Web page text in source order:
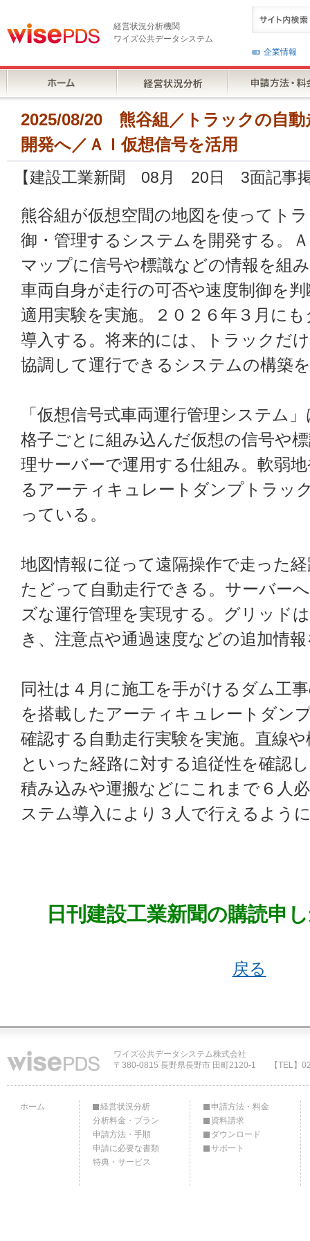
経営状況分析機関
ワイズ公共データシステム
企業情報
2025/08/20 熊谷組／トラックの自動
開発へ／ＡＩ仮想信号を活用
【建設工業新聞 08月 20日 3面記事
熊谷組が仮想空間の地図を使ってト
御・管理するシステムを開発する。
マップに信号や標識などの情報を組
車両自身が走行の可否や速度制御を
適用実験を実施。２０２６年３月に
導入する。将来的には、トラックだ
協調して運行できるシステムの構築
「仮想信号式車両運行管理システム
格子ごとに組み込んだ仮想の信号や
理サーバーで運用する仕組み。軟弱
るアーティキュレートダンプトラッ
っている。
地図情報に従って遠隔操作で走った
たどって自動走行できる。サーバー
ズな運行管理を実現する。グリッド
き、注意点や通過速度などの追加情
同社は４月に施工を手がけるダム工
を搭載したアーティキュレートダン
確認する自動走行実験を実施。直線
といった経路に対する追従性を確認
積み込みや運搬などにこれまで６人
ステム導入により３人で行えるよう
日刊建設工業新聞の購読申
戻る
ワイズ公共データシステム株式会社
〒380-0815 長野県長野市 田町2120-1
【TEL】
ホーム
経営状況分析
分析料金・プラン
申請方法・手順
申請に必要な書類
特典・サービス
申請方法・料金
資料請求
ダウンロード
サポート